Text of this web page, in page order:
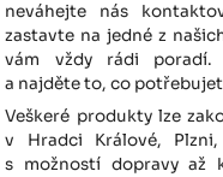
neváhejte nás
zastavte na jedné z
vám vždy rádi poradí.
a najděte to, co
Veškeré produkty lze
v Hradci Králové,
s možností dopravy až